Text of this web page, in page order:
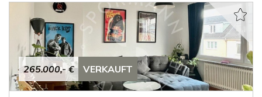
265.000,- € VERKAUFT